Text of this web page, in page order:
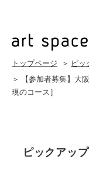
トップページ ＞ ピッ
＞ 【参加者募集】大
現のコース］
ピックアッ